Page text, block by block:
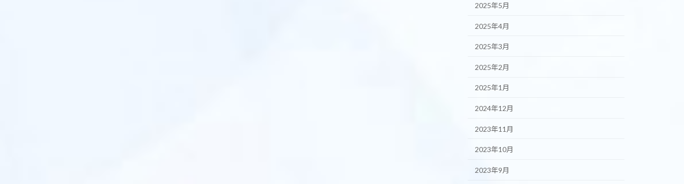
2025年5月
2025年4月
2025年3月
2025年2月
2025年1月
2024年12月
2023年11月
2023年10月
2023年9月